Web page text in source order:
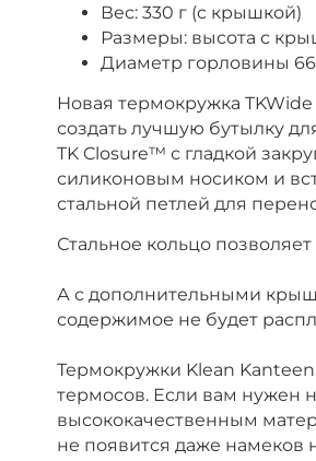
Вес: 330 г (c крышкой)
Размеры: высота с
Диаметр горловины
Новая термокружка
создать лучшую бутылку
TK Closure™ с гладкой
силиконовым носиком и
стальной петлей для
Стальное кольцо
А с дополнительными
содержимое не будет
Термокружки Klean
термосов. Если вам нужен
высококачественным
не появится даже намеков